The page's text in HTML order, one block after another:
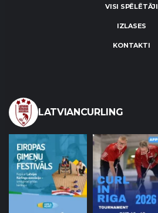
VISI SPĒLĒTĀJI
IZLASES
KONTAKTI
LATVIANCURLING